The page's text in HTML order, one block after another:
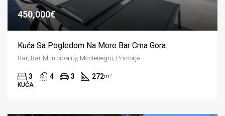
450,000€
Kuća Sa Pogledom Na More Bar Crna Gora
Bar, Bar Municipality, Montenegro, Primorje
3 4 3 272m²
KUĆA